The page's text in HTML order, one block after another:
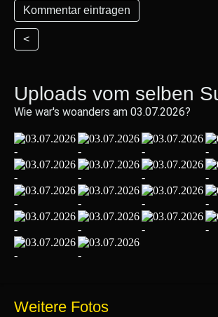
<
Uploads vom selben
Wie war's woanders am 03.07.2026?
Weitere Fotos